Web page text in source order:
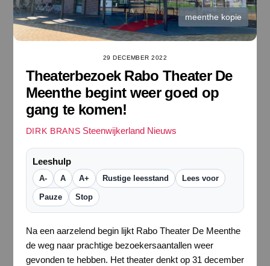
meenthe kopie
29 DECEMBER 2022
Theaterbezoek Rabo Theater De
Meenthe begint weer goed op
gang te komen!
DIRK BRANS Steenwijkerland Nieuws
Leeshulp
A- A A+ Rustige leesstand Lees voor
Pauze Stop
Na een aarzelend begin lijkt Rabo Theater De Meenthe
de weg naar prachtige bezoekersaantallen weer
gevonden te hebben. Het theater denkt op 31 december